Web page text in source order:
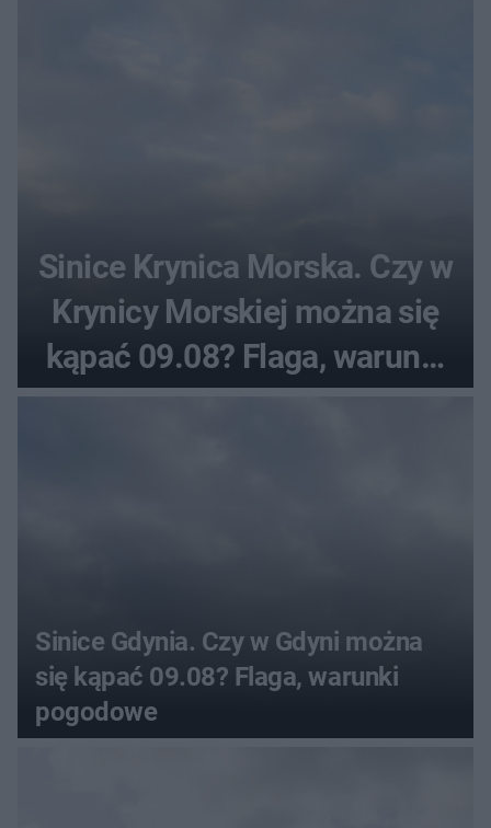
Sinice Krynica Morska. Czy w
Krynicy Morskiej można się
kąpać 09.08? Flaga, warunki
Sinice Gdynia. Czy w Gdyni można
się kąpać 09.08? Flaga, warunki
pogodowe